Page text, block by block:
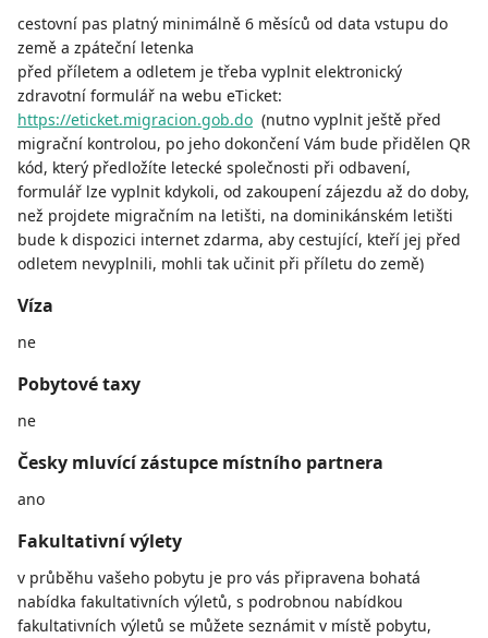
cestovní pas platný minimálně 6 měsíců od data vstupu do
země a zpáteční letenka
před příletem a odletem je třeba vyplnit elektronický
zdravotní formulář na webu eTicket:
https://eticket.migracion.gob.do (nutno vyplnit ještě před
migrační kontrolou, po jeho dokončení Vám bude přidělen QR
kód, který předložíte letecké společnosti při odbavení,
formulář lze vyplnit kdykoli, od zakoupení zájezdu až do doby,
než projdete migračním na letišti, na dominikánském letišti
bude k dispozici internet zdarma, aby cestující, kteří jej před
odletem nevyplnili, mohli tak učinit při příletu do země)
Víza
ne
Pobytové taxy
ne
Česky mluvící zástupce místního partnera
ano
Fakultativní výlety
v průběhu vašeho pobytu je pro vás připravena bohatá
nabídka fakultativních výletů, s podrobnou nabídkou
fakultativních výletů se můžete seznámit v místě pobytu,